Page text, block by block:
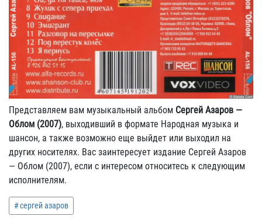
Представляем вам музыкальный альбом Сергей Азаров —
Облом (2007), выходивший в формате Народная музыка и
шансон, а также возможно еще выйдет или выходил на
других носителях. Вас заинтересует издание Сергей Азаров
— Облом (2007), если с интересом относитесь к следующим
исполнителям.
сергей азаров